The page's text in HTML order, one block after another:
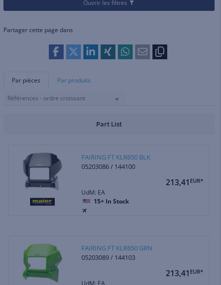
Ouvrir les filtres
Partager cette page dans
Par pièces Par produits
Références - ordre croissant
Part List
FAIRING FT KLR650 BLK
05203086 / 144100
213,41 EUR*
UdM: EA
15+ In Stock
FAIRING FT KLR650 GRN
05203089 / 144103
213,41 EUR*
UdM: EA